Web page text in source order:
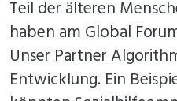
Teil der älteren
haben am Global
Unser Partner
Entwicklung. Ein